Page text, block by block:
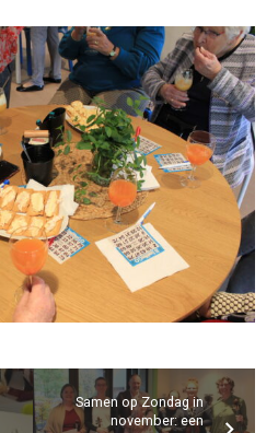
Samen op Zondag in
november: een